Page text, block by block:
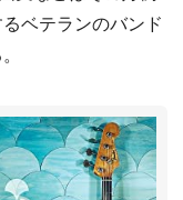
ベテランのバンド